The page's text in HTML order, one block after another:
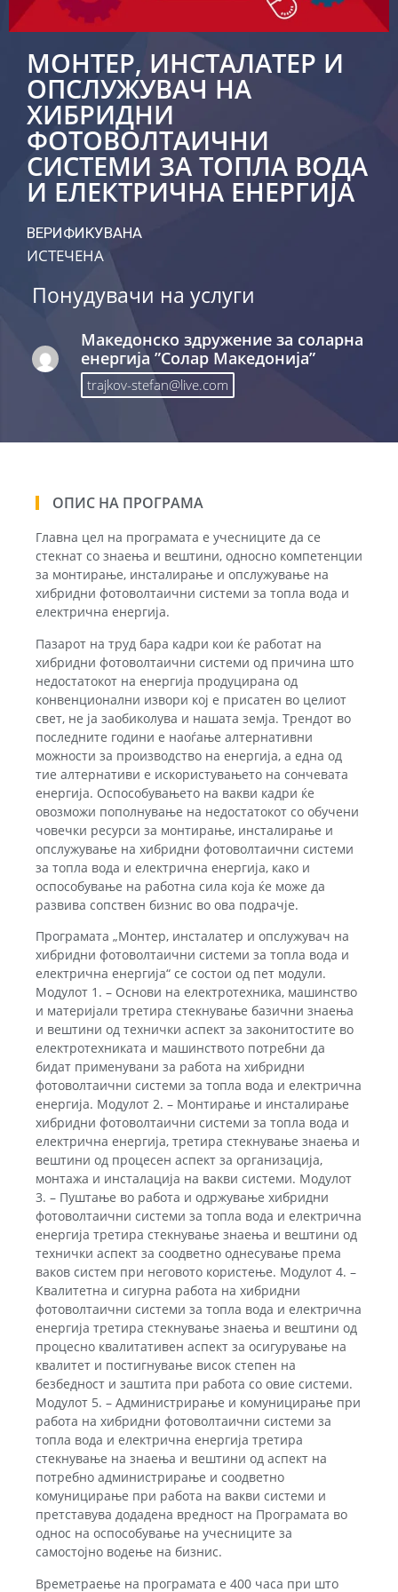
МОНТЕР, ИНСТАЛАТЕР И
ОПСЛУЖУВАЧ НА
ХИБРИДНИ
ФОТОВОЛТАИЧНИ
СИСТЕМИ ЗА ТОПЛА ВОДА
И ЕЛЕКТРИЧНА ЕНЕРГИЈА
ВЕРИФИКУВАНА
ИСТЕЧЕНА
Понудувачи на услуги
Македонско здружение за соларна
енергија ”Солар Македонија”
trajkov-stefan@live.com
ОПИС НА ПРОГРАМА
Главна цел на програмата е учесниците да се
стекнат со знаења и вештини, односно компетенции
за монтирање, инсталирање и опслужување на
хибридни фотоволтаични системи за топла вода и
електрична енергија.
Пазарот на труд бара кадри кои ќе работат на
хибридни фотоволтаични системи од причина што
недостатокот на енергија продуцирана од
конвенционални извори кој е присатен во целиот
свет, не ја заобиколува и нашата земја. Трендот во
последните години е наоѓање алтернативни
можности за производство на енергија, а една од
тие алтернативи е искористувањето на сончевата
енергија. Оспособувањето на вакви кадри ќе
овозможи пополнување на недостатокот со обучени
човечки ресурси за монтирање, инсталирање и
опслужување на хибридни фотоволтаични системи
за топла вода и електрична енергија, како и
оспособување на работна сила која ќе може да
развива сопствен бизнис во ова подрачје.
Програмата „Монтер, инсталатер и опслужувач на
хибридни фотоволтаични системи за топла вода и
електрична енергија“ се состои од пет модули.
Модулот 1. – Основи на електротехника, машинство
и материјали третира стекнување базични знаења
и вештини од технички аспект за законитостите во
електротехниката и машинството потребни да
бидат применувани за работа на хибридни
фотоволтаични системи за топла вода и електрична
енергија. Модулот 2. – Монтирање и инсталирање
хибридни фотоволтаични системи за топла вода и
електрична енергија, третира стекнување знаења и
вештини од процесен аспект за организација,
монтажа и инсталација на вакви системи. Модулот
3. – Пуштање во работа и одржување хибридни
фотоволтаични системи за топла вода и електрична
енергија третира стекнување знаења и вештини од
технички аспект за соодветно однесување према
ваков систем при неговото користење. Модулот 4. –
Квалитетна и сигурна работа на хибридни
фотоволтаични системи за топла вода и електрична
енергија третира стекнување знаења и вештини од
процесно квалитативен аспект за осигурување на
квалитет и постигнување висок степен на
безбедност и заштита при работа со овие системи.
Модулот 5. – Администрирање и комуницирање при
работа на хибридни фотоволтаични системи за
топла вода и електрична енергија третира
стекнување на знаења и вештини од аспект на
потребно администрирање и соодветно
комуницирање при работа на вакви системи и
претставува додадена вредност на Програмата во
однос на оспособување на учесниците за
самостојно водење на бизнис.
Времетраење на програмата е 400 часа при што